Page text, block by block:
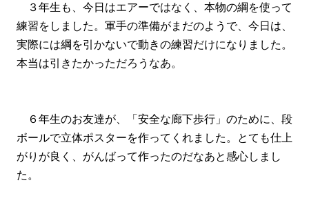
３年生も、今日はエアーではなく、本物の綱を使って
練習をしました。軍手の準備がまだのようで、今日は、
実際には綱を引かないで動きの練習だけになりました。
本当は引きたかっただろうなあ。
６年生のお友達が、「安全な廊下歩行」のために、段
ボールで立体ポスターを作ってくれました。とても仕上
がりが良く、がんばって作ったのだなあと感心しまし
た。